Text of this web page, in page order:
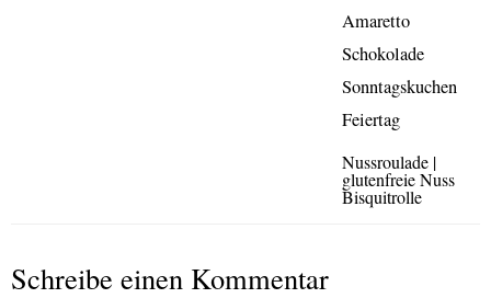
Nussroulade |
glutenfreie Nuss
Bisquitrolle
Schreibe einen Kommentar